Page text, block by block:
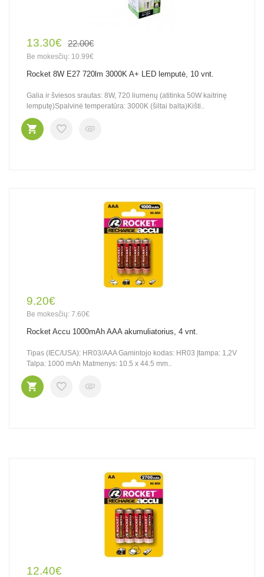
13.30€ 22.00€
Be mokesčių: 10.99€
Rocket 8W E27 720lm 3000K A+ LED lemputė, 10 vnt.
Galia ir šviesos srautas: 8W, 720 liumenų (atitinka 50W kaitrinę
lemputę)Spalvinė temperatūra: 3000K (šiltai balta)Kišti..
9.20€
Be mokesčių: 7.60€
Rocket Accu 1000mAh AAA akumuliatorius, 4 vnt.
Tipas (IEC/USA): HR03/AAA Gamintojo kodas: HR03 Įtampa: 1,2V
Talpa: 1000 mAh Matmenys: 10.5 x 44.5 mm..
12.40€